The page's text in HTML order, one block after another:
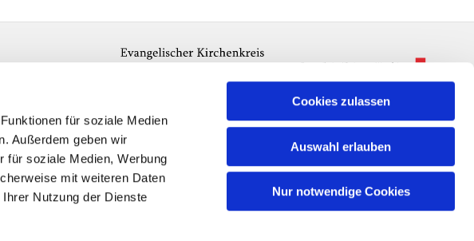
für soziale Medien
Außerdem geben wir
für soziale Medien, Werbung
mit weiteren Daten
Nutzung der Dienste
Cookies zulassen
Auswahl erlauben
Nur notwendige Cookies